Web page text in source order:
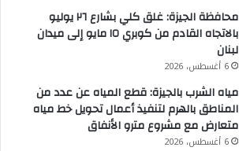
محافظة الجيزة: غلق كلي بشارع ٢٦ يوليو
بالاتجاه القادم من كوبري ١٥ مايو إلى ميدان
لبنان
6 أغسطس، 2026
مياه الشرب بالجيزة: قطع المياه عن عدد من
المناطق بالهرم لتنفيذ أعمال تحويل خط مياه
متعارض مع مشروع مترو الأنفاق
6 أغسطس، 2026